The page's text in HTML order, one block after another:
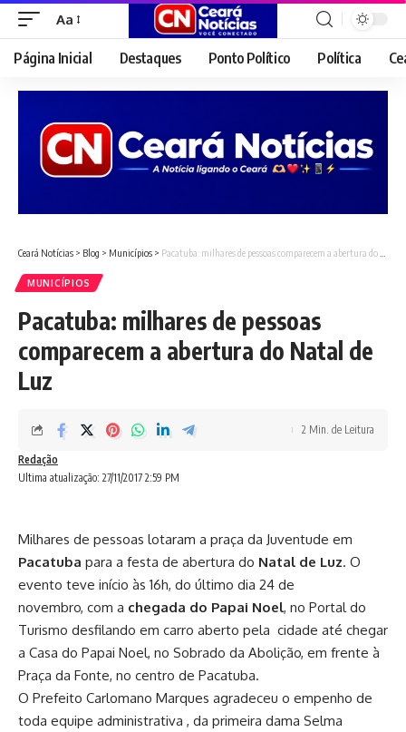
Font
Resizer
Aa
Página Inicial Destaques Ponto Político Política
Ceará Notícias > Blog > Municípios > Pacatuba: milhares de pessoas comparecem a abertura do Natal de Luz
MUNICÍPIOS
Pacatuba: milhares de pessoas
comparecem a abertura do Natal de
Luz
Ultima atualização: 27/11/2017 2:59 PM
Redação
2 Min. de Leitura
Milhares de pessoas lotaram a praça da Juventude em
Pacatuba para a festa de abertura do Natal de Luz. O
evento teve início às 16h, do último dia 24 de
novembro, com a chegada do Papai Noel, no Portal do
Turismo desfilando em carro aberto pela cidade até chegar
a Casa do Papai Noel, no Sobrado da Abolição, em frente à
Praça da Fonte, no centro de Pacatuba.
O Prefeito Carlomano Marques agradeceu o empenho de
toda equipe administrativa , da primeira dama Selma